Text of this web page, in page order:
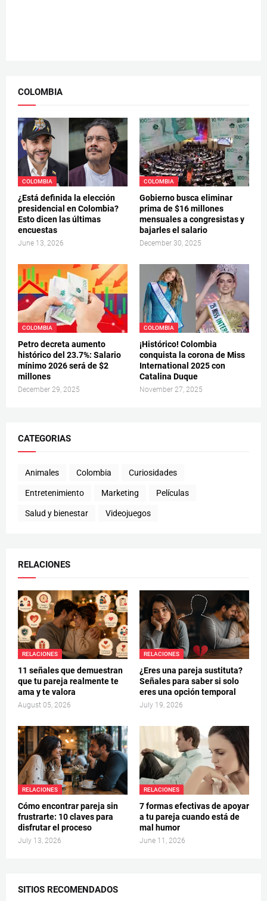
COLOMBIA
COLOMBIA
¿Está definida la elección
presidencial en Colombia?
Esto dicen las últimas
encuestas
June 13, 2026
COLOMBIA
Gobierno busca eliminar
prima de $16 millones
mensuales a congresistas y
bajarles el salario
December 30, 2025
COLOMBIA
Petro decreta aumento
histórico del 23.7%: Salario
mínimo 2026 será de $2
millones
December 29, 2025
COLOMBIA
¡Histórico! Colombia
conquista la corona de Miss
International 2025 con
Catalina Duque
November 27, 2025
CATEGORIAS
Animales Colombia Curiosidades
Entretenimiento Marketing Películas
Salud y bienestar Videojuegos
RELACIONES
RELACIONES
11 señales que demuestran
que tu pareja realmente te
ama y te valora
August 05, 2026
RELACIONES
¿Eres una pareja sustituta?
Señales para saber si solo
eres una opción temporal
July 19, 2026
RELACIONES
Cómo encontrar pareja sin
frustrarte: 10 claves para
disfrutar el proceso
July 13, 2026
RELACIONES
7 formas efectivas de apoyar
a tu pareja cuando está de
mal humor
June 11, 2026
SITIOS RECOMENDADOS